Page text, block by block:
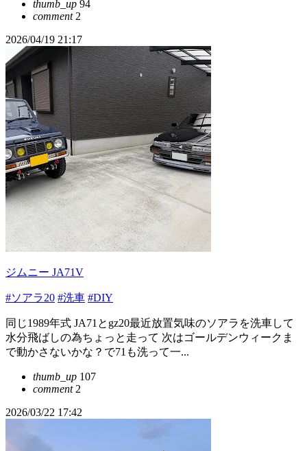
thumb_up 94
comment2
2026/04/19 21:17
ジムニー JA71V
#ソアラ20 #洗車 #DIY
同じ1989年式 JA71とgz20最近放置気味のソアラを洗車して
水分飛ばしの為ちょっと走って 次はゴールデンウィークま
で動かさないかな？で71も洗って一...
thumb_up 107
comment2
2026/03/22 17:42